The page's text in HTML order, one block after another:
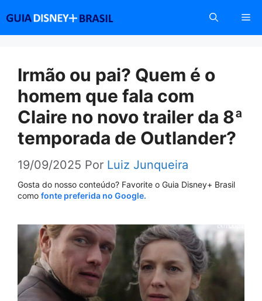
conteúdo
Irmão ou pai? Quem é o
homem que fala com
Claire no novo trailer da 8ª
temporada de Outlander?
19/09/2025 Por Luiz Junqueira
Gosta do nosso conteúdo? Favorite o Guia Disney+ Brasil
como fonte preferida no Google.